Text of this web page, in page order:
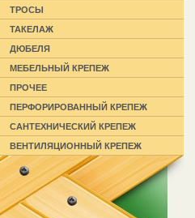
ТРОСЫ
ТАКЕЛАЖ
ДЮБЕЛЯ
МЕБЕЛЬНЫЙ КРЕПЕЖ
ПРОЧЕЕ
ПЕРФОРИРОВАННЫЙ КРЕПЕЖ
САНТЕХНИЧЕСКИЙ КРЕПЕЖ
ВЕНТИЛЯЦИОННЫЙ КРЕПЕЖ